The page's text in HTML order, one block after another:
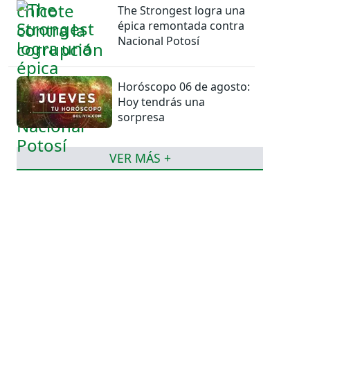
The Strongest logra una
épica remontada contra
Nacional Potosí
Horóscopo 06 de agosto:
Hoy tendrás una
sorpresa
VER MÁS +